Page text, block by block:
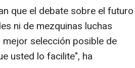
que el debate sobre el futuro
ni de mezquinas luchas
selección posible de
usted lo facilite", ha